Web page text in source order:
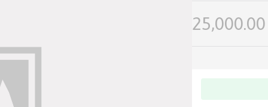
25,000.00